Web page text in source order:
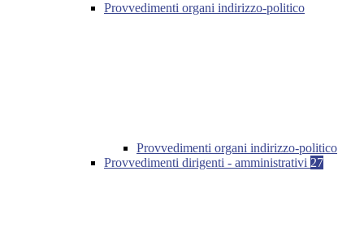
Provvedimenti organi indirizzo-politico
Provvedimenti organi indirizzo-politico
Provvedimenti dirigenti - amministrativi 27